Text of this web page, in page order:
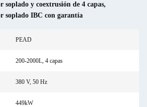
soplado y coextrusión de 4 capas,
soplado IBC con garantía
PEAD
200-2000L, 4 capas
380 V, 50 Hz
449kW